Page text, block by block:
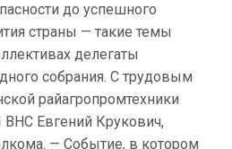
до успешного
страны — такие темы
делегаты
собрания. C трудовым
райагропромтехники
ВНС Евгений Крукович,
— Событие, в котором